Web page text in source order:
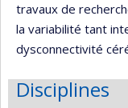
travaux de
la variabilité tant
dysconnectivité
Disciplines